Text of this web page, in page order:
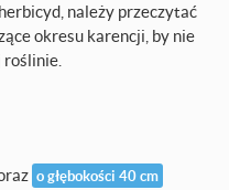
należy przeczytać
okresu karencji, by nie
o głębokości 40 cm